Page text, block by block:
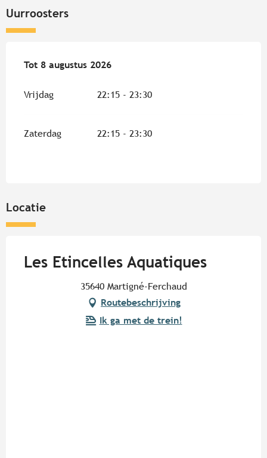
Uurroosters
Vanaf 5 augustus 2026
Tot 8 augustus 2026
Vrijdag 22:15 - 23:30
Zaterdag 22:15 - 23:30
Locatie
Les Etincelles Aquatiques
35640 Martigné-Ferchaud
Routebeschrijving
Ik ga met de trein!